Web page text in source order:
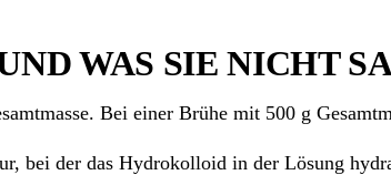
WAS SIE NICHT
Bei einer Brühe mit 500 g
bei der das Hydrokolloid in der Lösung